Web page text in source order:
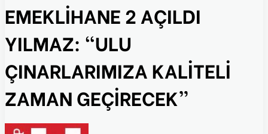
EMEKLİHANE 2 AÇILDI
YILMAZ: “ULU
ÇINARLARIMIZA KALİTELİ
ZAMAN GEÇİRECEK”